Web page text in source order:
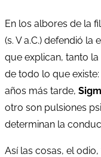
En los albores de la
(s. V a.C.) defendió
que explican, tanto
de todo lo que existe:
años más tarde,
otro son pulsiones
determinan la
Así las cosas, el